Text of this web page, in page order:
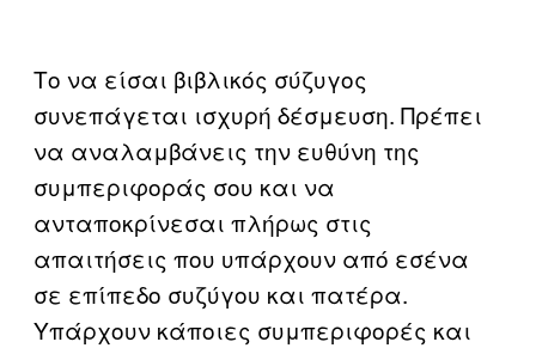
Το να είσαι βιβλικός σύζυγος
συνεπάγεται ισχυρή δέσμευση. Πρέπει
να αναλαμβάνεις την ευθύνη της
συμπεριφοράς σου και να
ανταποκρίνεσαι πλήρως στις
απαιτήσεις που υπάρχουν από εσένα
σε επίπεδο συζύγου και πατέρα.
Υπάρχουν κάποιες συμπεριφορές και